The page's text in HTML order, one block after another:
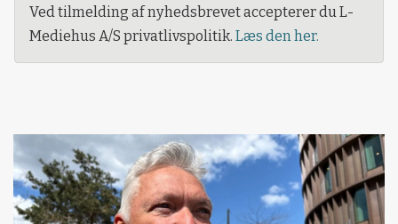
Ved tilmelding af nyhedsbrevet accepterer du L-
Mediehus A/S privatlivspolitik. Læs den her.